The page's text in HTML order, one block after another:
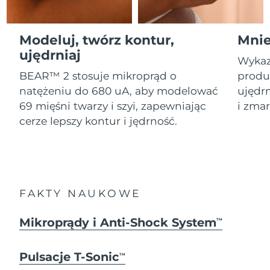
Modeluj, twórz kontur,
ujędrniaj
BEAR™ 2 stosuje mikroprąd o
natężeniu do 680 uA, aby modelować
69 mięśni twarzy i szyi, zapewniając
cerze lepszy kontur i jędrność.
i
FAKTY NAUKOWE
Mikroprądy i Anti-Shock SystemTM
Pulsacje T-SonicTM
All revitalizing eye massagers
Advanced pore care essentials
Serum
For healthy hair
issa™ Teeth Whitening Gel
18% PAP
Kupuj
Gibraltar
Grecja
Oczekiwany czas dostawy
8/10/26
SRA Hongkong
(Chiny)
Oczekiwany czas dostawy
8/11/26
Węgry
Oczekiwany czas dostawy
Indonezja
Irlandia
Oczekiwany czas dostawy
8/10/26
Wyspa Man